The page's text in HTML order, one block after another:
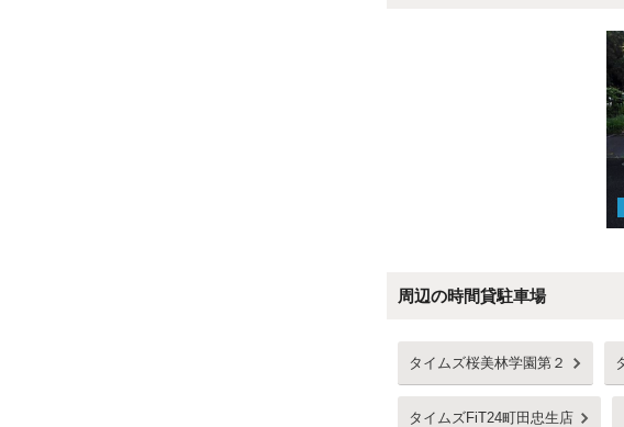
周辺の時間貸駐車場
タイムズ桜美林学園第２
タイムズFiT24町田忠生店